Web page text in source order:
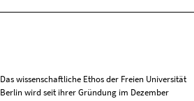
Das wissenschaftliche Ethos der Freien Universität
Berlin wird seit ihrer Gründung im Dezember